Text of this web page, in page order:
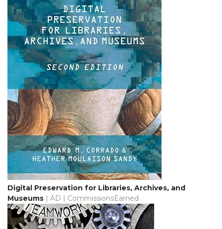
Digital Preservation for Libraries, Archives, and
Museums | AD | CommissionsEarned